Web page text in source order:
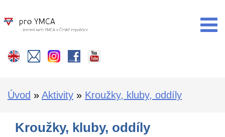
Úvod » Aktivity » Kroužky, kluby, oddíly
Kroužky, kluby, oddíly
